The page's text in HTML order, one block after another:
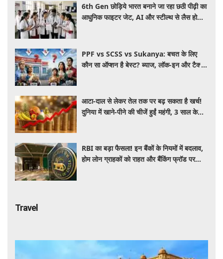
6th Gen छोड़िये भारत बनाने जा रहा छठी पीढ़ी का
आधुनिक फाइटर जेट, AI और स्टील्थ से लैस होगा
PPF vs SCSS vs Sukanya: बचत के लिए
कौन सा ऑप्शन है बेस्ट? ब्याज, लॉक-इन और टैक्स
आटा-दाल से लेकर तेल तक पर बढ़ सकता है खर्च!
दुनिया में खाने-पीने की चीजें हुईं महंगी, 3 साल के
RBI का बड़ा फैसला! इन बैंकों के नियमों में बदलाव,
होम लोन ग्राहकों को राहत और बैंकिंग फ्रॉड पर
Travel